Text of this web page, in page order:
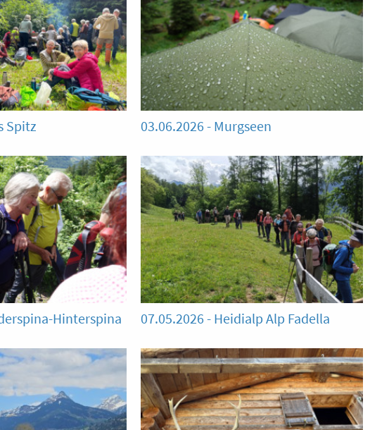
Spitz 03.06.2026 - Murgseen
Hinterspina 07.05.2026 - Heidialp Alp Fadella